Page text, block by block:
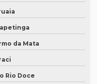
da Mata
Rio Doce